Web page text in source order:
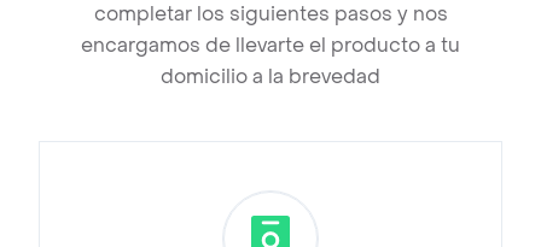
completar los siguientes pasos y nos
encargamos de llevarte el producto a tu
domicilio a la brevedad